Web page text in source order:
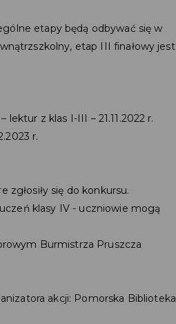
etapy będą odbywać się w
etap III finałowy jest
z klas I-III – 21.11.2022 r.
r.
zgłosiły się do konkursu.
klasy IV - uczniowie mogą
Burmistrza Pruszcza
akcji: Pomorska Biblioteka